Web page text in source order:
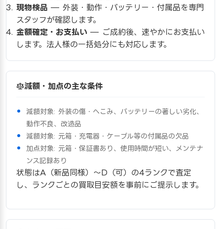
現物検品 — 外装・動作・バッテリー・付属品を専門
スタッフが確認します。
金額確定・お支払い — ご成約後、速やかにお支払い
します。法人様の一括処分にも対応します。
減額・加点の主な条件
減額対象: 外装の傷・へこみ、バッテリーの著しい劣化、
動作不良、改造品
減額対象: 元箱・充電器・ケーブル等の付属品の欠品
加点対象: 元箱・保証書あり、使用時間が短い、メンテナ
ンス記録あり
状態はA（新品同様）〜D（可）の4ランクで査定
し、ランクごとの買取目安額を事前にご提示します。